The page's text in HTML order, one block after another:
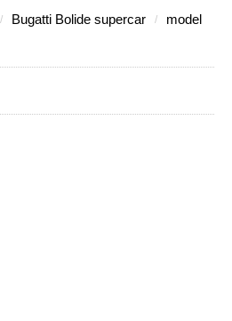
Bugatti Bolide supercar
model